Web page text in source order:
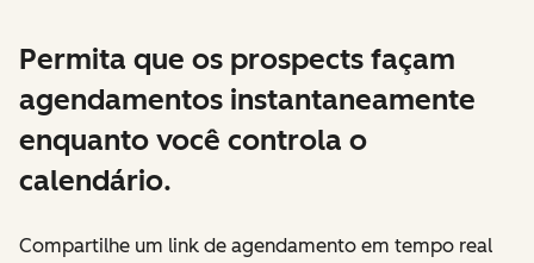
Permita que os prospects façam
agendamentos instantaneamente
enquanto você controla o
calendário.
Compartilhe um link de agendamento em tempo real